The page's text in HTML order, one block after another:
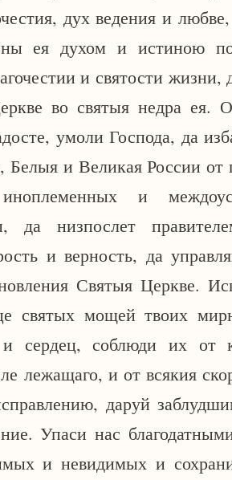
дух ведения и
ея духом и истиною
и святости жизни,
во святыя недра ея.
умоли Господа, да
и Великая России от
и
да низпослет
и верность, да
Святыя Церкве.
святых мощей твоих
сердец, соблюди их от
лежащаго, и от всякия
даруй
Упаси нас
и невидимых и